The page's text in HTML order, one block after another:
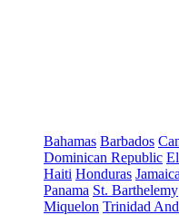
Bahamas Barbados
Dominican Republic
Haiti Honduras Jamaica
Panama St. Barthelemy
Miquelon Trinidad